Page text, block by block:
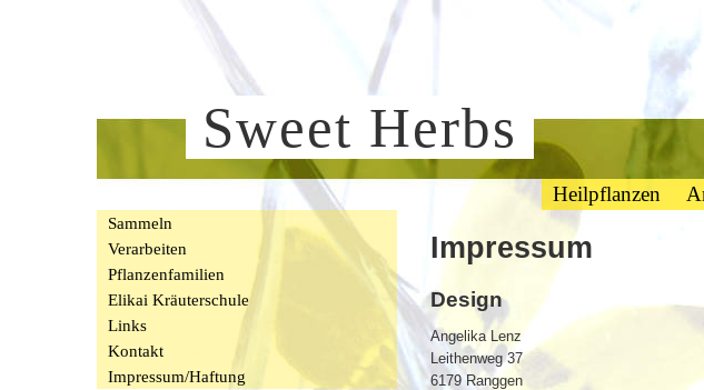
Sweet Herbs
Heilpflanzen
Sammeln
Verarbeiten
Pflanzenfamilien
Elikai Kräuterschule
Links
Kontakt
Impressum/Haftung
Impressum
Design
Angelika Lenz
Leithenweg 37
6179 Ranggen